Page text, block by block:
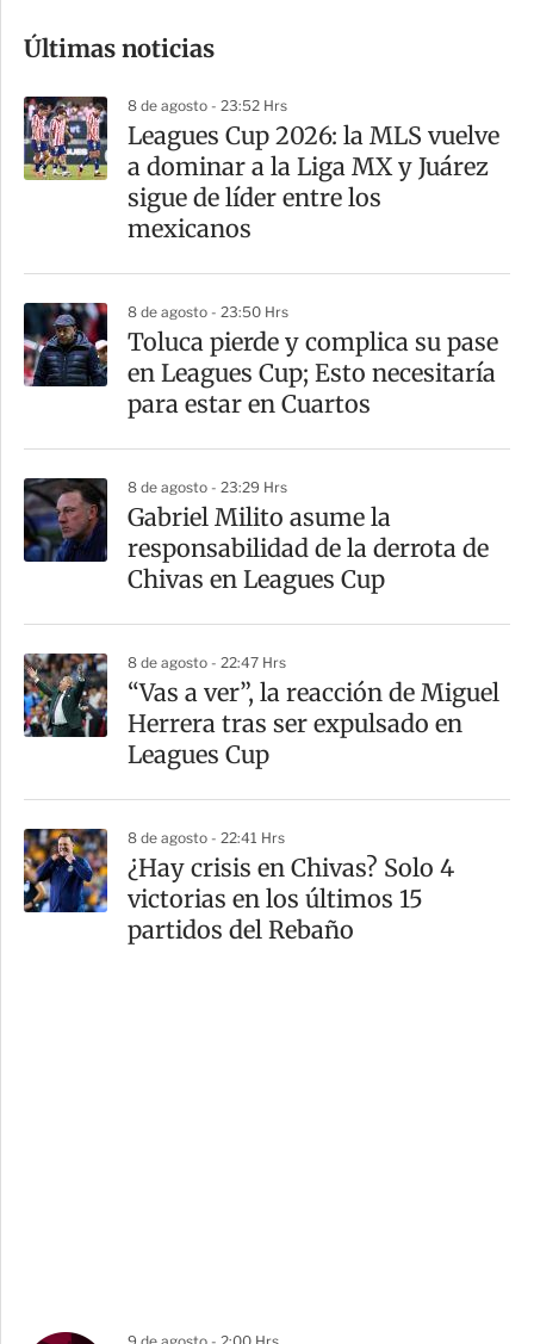
m
a
r
t
Últimas noticias
8 de agosto - 23:52 Hrs
Leagues Cup 2026: la MLS vuelve
a dominar a la Liga MX y Juárez
sigue de líder entre los
mexicanos
8 de agosto - 23:50 Hrs
Toluca pierde y complica su pase
en Leagues Cup; Esto necesitaría
para estar en Cuartos
8 de agosto - 23:29 Hrs
Gabriel Milito asume la
responsabilidad de la derrota de
Chivas en Leagues Cup
8 de agosto - 22:47 Hrs
“Vas a ver”, la reacción de Miguel
Herrera tras ser expulsado en
Leagues Cup
8 de agosto - 22:41 Hrs
¿Hay crisis en Chivas? Solo 4
victorias en los últimos 15
partidos del Rebaño